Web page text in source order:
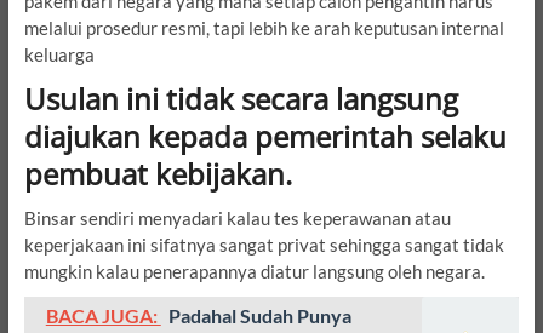
melalui prosedur resmi, tapi lebih ke arah keputusan internal
keluarga
Usulan ini tidak secara langsung
diajukan kepada pemerintah selaku
pembuat kebijakan.
Binsar sendiri menyadari kalau tes keperawanan atau
keperjakaan ini sifatnya sangat privat sehingga sangat tidak
mungkin kalau penerapannya diatur langsung oleh negara.
BACA JUGA: Padahal Sudah Punya